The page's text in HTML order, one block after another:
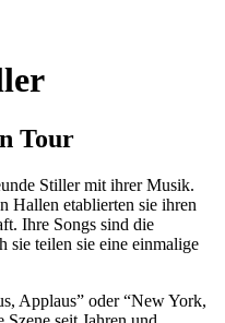
Tour
Stiller mit ihrer Musik.
Hallen etablierten sie ihren
Ihre Songs sind die
sie teilen sie eine einmalige
Applaus” oder “New York,